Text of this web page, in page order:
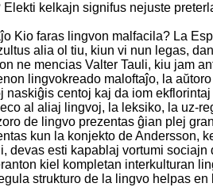
kelkajn signifus nejuste
Kio faras lingvon malfacila? La
alia ol tiu, kiun vi nun legas,
ne mencias Valter Tauli, kiu jam
lingvokreado maloftaĵo, la
centoj kaj da iom
al aliaj lingvoj, la leksiko, la uz-
de lingvo prezentas ĝian plej
kun la konjekto de Andersson,
devas esti kapablaj vortumi
kiel kompletan interkulturan
strukturo de la lingvo helpas